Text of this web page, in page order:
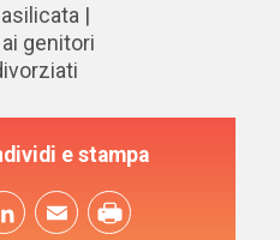
genitori
e stampa
Email